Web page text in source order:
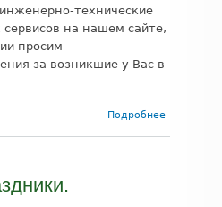
технические
на нашем сайте,
просим
за возникшие у Вас в
Подробнее